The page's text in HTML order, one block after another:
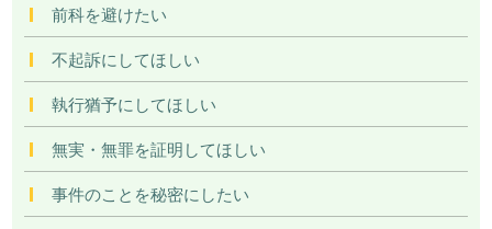
前科を避けたい
不起訴にしてほしい
執行猶予にしてほしい
無実・無罪を証明してほしい
事件のことを秘密にしたい